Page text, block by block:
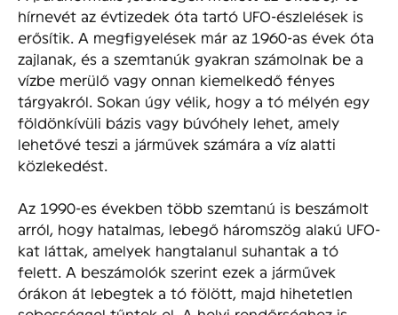
hírnevét az évtizedek óta tartó UFO-észlelések is
erősítik. A megfigyelések már az 1960-as évek óta
zajlanak, és a szemtanúk gyakran számolnak be a
vízbe merülő vagy onnan kiemelkedő fényes
tárgyakról. Sokan úgy vélik, hogy a tó mélyén egy
földönkívüli bázis vagy búvóhely lehet, amely
lehetővé teszi a járművek számára a víz alatti
közlekedést.
Az 1990-es években több szemtanú is beszámolt
arról, hogy hatalmas, lebegő háromszög alakú UFO-
kat láttak, amelyek hangtalanul suhantak a tó
felett. A beszámolók szerint ezek a járművek
órákon át lebegtek a tó fölött, majd hihetetlen